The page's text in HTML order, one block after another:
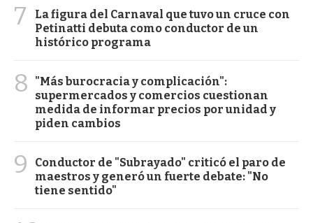
7
La figura del Carnaval que tuvo un cruce con
Petinatti debuta como conductor de un
histórico programa
8
"Más burocracia y complicación":
supermercados y comercios cuestionan
medida de informar precios por unidad y
piden cambios
9
Conductor de "Subrayado" criticó el paro de
maestros y generó un fuerte debate: "No
tiene sentido"